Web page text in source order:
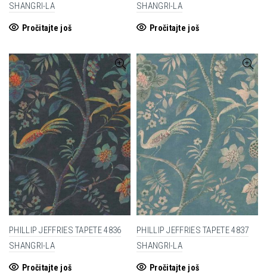
SHANGRI-LA
Pročitajte još
SHANGRI-LA
Pročitajte još
PHILLIP JEFFRIES TAPETE 4836
SHANGRI-LA
Pročitajte još
PHILLIP JEFFRIES TAPETE 4837
SHANGRI-LA
Pročitajte još